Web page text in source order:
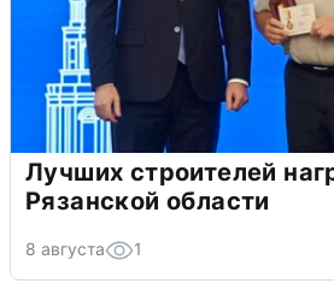
Лучших строителей
Рязанской области
8 августа 1